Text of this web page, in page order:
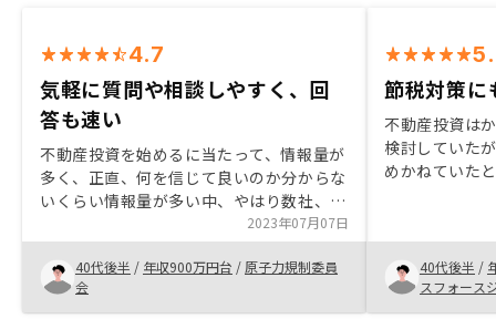
4.7
気軽に質問や相談しやすく、回
答も速い
不動産投資を始めるに当たって、情報量が
多く、正直、何を信じて良いのか分からな
いくらい情報量が多い中、やはり数社、不
動産会社と面談を行い、生の声を聞き、リ
スクを理解した上で自分である程度の納得
感が持てれば一歩踏み出すことが重要だと
思います。renosyは業界でも注目を浴び
ていますが、ＡＩを活用した不動産業を行
2023年07月07日
40代後半 / 年収900万円台 / 原子力規制委員
会
節税対策に
不動産投資は
検討していた
めかねていた
周囲の知人に
40代後半 /
スフォース